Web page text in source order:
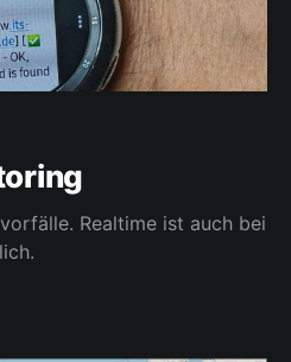
Realtime ist auch bei